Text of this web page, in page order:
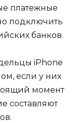
платежные
подключить
банков.
iPhone
если у них
момент
составляют